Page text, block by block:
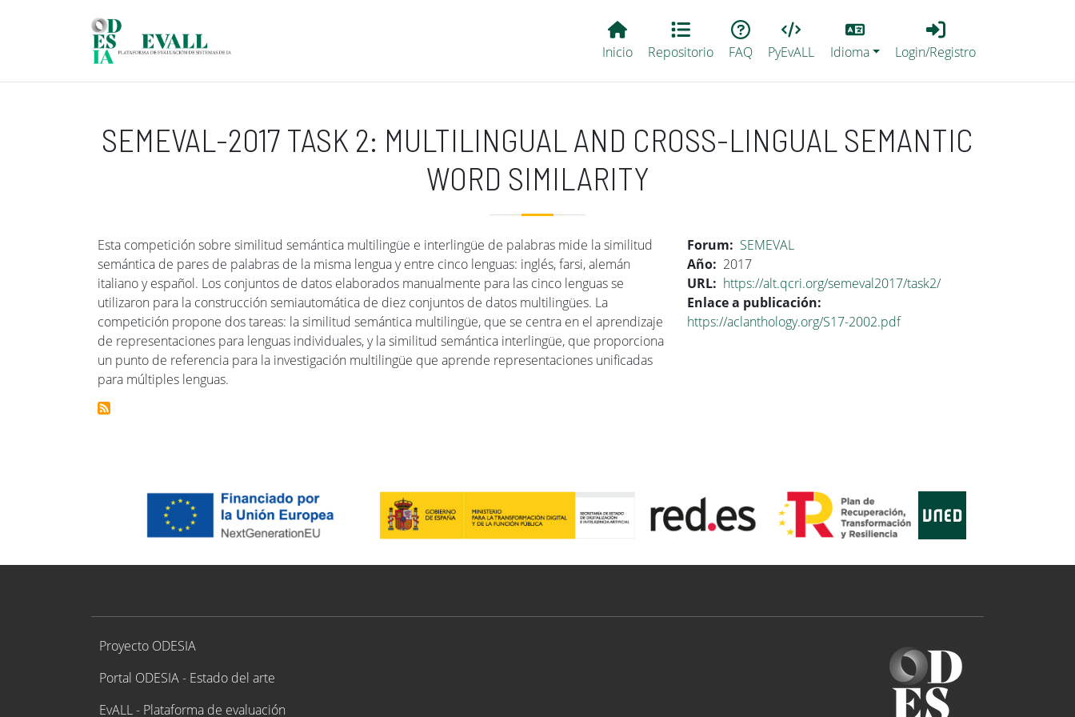
Main EvALL
Inicio Repositorio FAQ PyEvALL
Lang
Idioma
Login_Registro
Login/Registro
SEMEVAL-2017 TASK 2: MULTILINGUAL AND CROSS-LINGUAL SEMANTIC
WORD SIMILARITY
Esta competición sobre similitud semántica multilingüe e interlingüe de palabras mide la similitud
semántica de pares de palabras de la misma lengua y entre cinco lenguas: inglés, farsi, alemán
italiano y español. Los conjuntos de datos elaborados manualmente para las cinco lenguas se
utilizaron para la construcción semiautomática de diez conjuntos de datos multilingües. La
competición propone dos tareas: la similitud semántica multilingüe, que se centra en el aprendizaje
de representaciones para lenguas individuales, y la similitud semántica interlingüe, que proporciona
un punto de referencia para la investigación multilingüe que aprende representaciones unificadas
para múltiples lenguas.
Forum
SEMEVAL
Año
2017
URL
https://alt.qcri.org/semeval2017/task2/
Enlace a publicación
https://aclanthology.org/S17-2002.pdf
Proyecto ODESIA
Proyecto ODESIA
Portal ODESIA - Estado del arte
EvALL - Plataforma de evaluación